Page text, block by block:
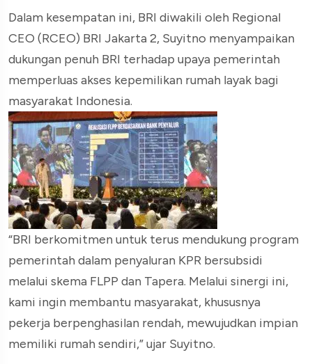
Dalam kesempatan ini, BRI diwakili oleh Regional
CEO (RCEO) BRI Jakarta 2, Suyitno menyampaikan
dukungan penuh BRI terhadap upaya pemerintah
memperluas akses kepemilikan rumah layak bagi
masyarakat Indonesia.
“BRI berkomitmen untuk terus mendukung program
pemerintah dalam penyaluran KPR bersubsidi
melalui skema FLPP dan Tapera. Melalui sinergi ini,
kami ingin membantu masyarakat, khususnya
pekerja berpenghasilan rendah, mewujudkan impian
memiliki rumah sendiri,” ujar Suyitno.